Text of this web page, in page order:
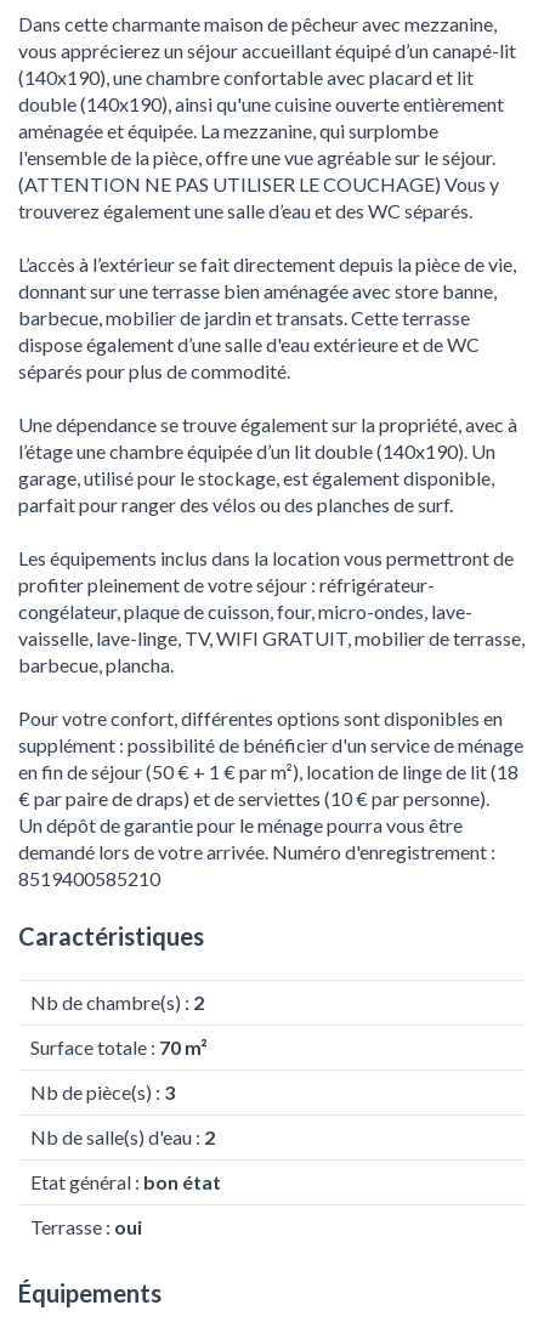
Dans cette charmante maison de pêcheur avec mezzanine,
vous apprécierez un séjour accueillant équipé d’un canapé-lit
(140x190), une chambre confortable avec placard et lit
double (140x190), ainsi qu'une cuisine ouverte entièrement
aménagée et équipée. La mezzanine, qui surplombe
l'ensemble de la pièce, offre une vue agréable sur le séjour.
(ATTENTION NE PAS UTILISER LE COUCHAGE) Vous y
trouverez également une salle d’eau et des WC séparés.
L’accès à l’extérieur se fait directement depuis la pièce de vie,
donnant sur une terrasse bien aménagée avec store banne,
barbecue, mobilier de jardin et transats. Cette terrasse
dispose également d’une salle d'eau extérieure et de WC
séparés pour plus de commodité.
Une dépendance se trouve également sur la propriété, avec à
l’étage une chambre équipée d’un lit double (140x190). Un
garage, utilisé pour le stockage, est également disponible,
parfait pour ranger des vélos ou des planches de surf.
Les équipements inclus dans la location vous permettront de
profiter pleinement de votre séjour : réfrigérateur-
congélateur, plaque de cuisson, four, micro-ondes, lave-
vaisselle, lave-linge, TV, WIFI GRATUIT, mobilier de terrasse,
barbecue, plancha.
Pour votre confort, différentes options sont disponibles en
supplément : possibilité de bénéficier d'un service de ménage
en fin de séjour (50 € + 1 € par m²), location de linge de lit (18
€ par paire de draps) et de serviettes (10 € par personne).
Un dépôt de garantie pour le ménage pourra vous être
demandé lors de votre arrivée. Numéro d'enregistrement :
8519400585210
Caractéristiques
Nb de chambre(s) : 2
Surface totale : 70 m²
Nb de pièce(s) : 3
Nb de salle(s) d'eau : 2
Etat général : bon état
Terrasse : oui
Équipements